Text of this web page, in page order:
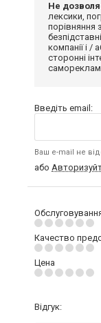
Не
лексики,
порівняння
компанії і /
сторонні
Введіть email:
Ваш e-mail не
або
Качество
Цена
Відгук: